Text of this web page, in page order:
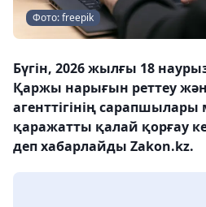
Фото: freepik
Бүгін, 2026 жылғы 18
Қаржы нарығын реттеу
агенттігінің
қаражатты қалай қорғау
деп хабарлайды Zakon.kz.